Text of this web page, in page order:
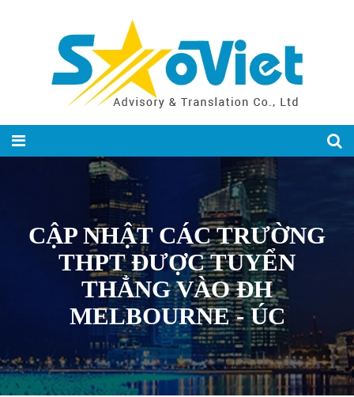
CẬP NHẬT CÁC TRƯỜNG
THPT ĐƯỢC TUYỂN
THẲNG VÀO ĐH
MELBOURNE - ÚC